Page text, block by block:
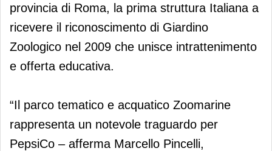
provincia di Roma, la prima struttura Italiana a
ricevere il riconoscimento di Giardino
Zoologico nel 2009 che unisce intrattenimento
e offerta educativa.
“Il parco tematico e acquatico Zoomarine
rappresenta un notevole traguardo per
PepsiCo – afferma Marcello Pincelli,